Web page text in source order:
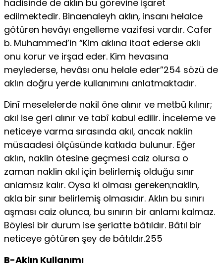
hadisinde de aklın bu görevine işaret
edilmektedir. Binaenaleyh aklın, insanı helalce
götüren hevâyı engelleme vazifesi vardır. Cafer
b. Muhammed’in “Kim aklına itaat ederse aklı
onu korur ve irşad eder. Kim hevasına
meylederse, hevâsı onu helale eder”254 sözü de
aklın doğru yerde kullanımını anlatmaktadır.
Dinî meselelerde nakil öne alınır ve metbû kılınır;
akıl ise geri alınır ve tabî kabul edilir. İnceleme ve
neticeye varma sırasında akıl, ancak naklin
müsaadesi ölçüsünde katkıda bulunur. Eğer
aklın, naklin ötesine geçmesi caiz olursa o
zaman naklin akıl için belirlemiş olduğu sınır
anlamsız kalır. Oysa ki olması gereken;naklin,
akla bir sınır belirlemiş olmasıdır. Aklın bu sınırı
aşması caiz olunca, bu sınırın bir anlamı kalmaz.
Böylesi bir durum ise şeriatte bâtıldır. Bâtıl bir
neticeye götüren şey de bâtıldır.255
B-Aklın Kullanımı